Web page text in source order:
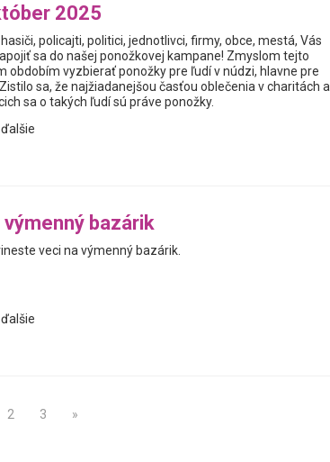
2025
policajti, politici, jednotlivci, firmy, obce, mestá, Vás
sa do našej ponožkovej kampane! Zmyslom tejto
obdobím vyzbierať ponožky pre ľudí v núdzi, hlavne pre
sa, že najžiadanejšou časťou oblečenia v charitách a
sa o takých ľudí sú práve ponožky.
bazárik
veci na výmenný bazárik.
2 3 »